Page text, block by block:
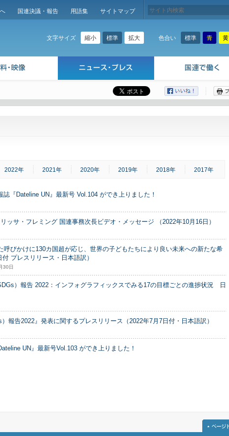
国連決議・報告 用語集 サイトマップ
文字サイズ 縮小 標準 拡大 色合い 標準 青 黄
2022年 2021年 2020年 2019年 2018年 2017年
誌『Dateline UN』最新号 Vol.104 ができ上りました！
ッサ・フレミング 国連事務次長ビデオ・メッセージ （2022年10月16日）
呼びかけに130カ国超が応じ、世界の子どもたちにより良い未来への新たな希
プレスリリース・日本語訳）
30日
）報告 2022：インフォグラフィックスでみる17の目標ごとの進捗状況 日
報告2022』発表に関するプレスリリース（2022年7月7日付・日本語訳）
UN』最新号Vol.103 ができ上りました！